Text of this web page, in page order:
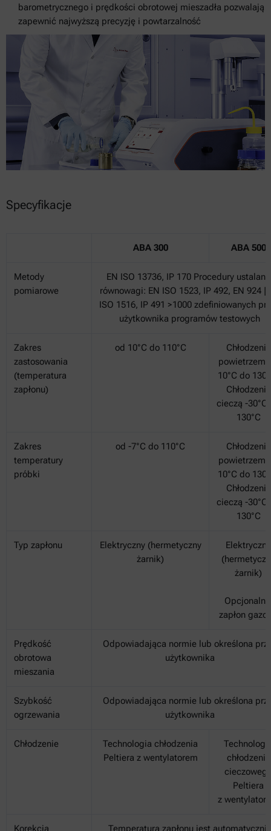
barometrycznego i prędkości obrotowej mieszadła pozwalają
zapewnić najwyższą precyzję i powtarzalność
Specyfikacje
ABA 300 ABA 500
Metody
pomiarowe
EN ISO 13736, IP 170 Procedury
równowagi: EN ISO 1523, IP 492, EN 924 |
ISO 1516, IP 491 >1000 zdefiniowanych
użytkownika programów testowych
Zakres
zastosowania
(temperatura
zapłonu)
od 10°C do 110°C
Chłodzenie
powietrzem
10°C do
Chłodzenie
cieczą -30°C
130°C
Zakres
temperatury
próbki
od -7°C do 110°C
Chłodzenie
powietrzem
10°C do
Chłodzenie
cieczą -30°C
130°C
Typ zapłonu
Elektryczny (hermetyczny
żarnik)
Elektryczny
żarnik)
zapłon
Prędkość
obrotowa
mieszania
Odpowiadająca normie lub określona
użytkownika
Szybkość
ogrzewania
Odpowiadająca normie lub określona
użytkownika
Chłodzenie
Technologia chłodzenia
Peltiera z wentylatorem
chłodzenia
Peltiera
z
Korekcja Temperatura zapłonu jest automatycznie